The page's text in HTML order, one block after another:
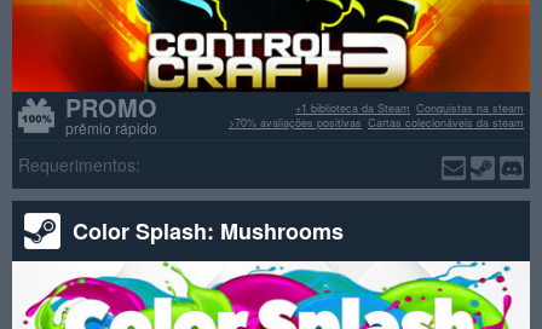
PROMO
prêmio rápido
Conquistas na steam
+1 biblioteca da Steam
Cartas colecionáveis da steam
>70% avaliações positivas
Requerimentos:
Color Splash: Mushrooms